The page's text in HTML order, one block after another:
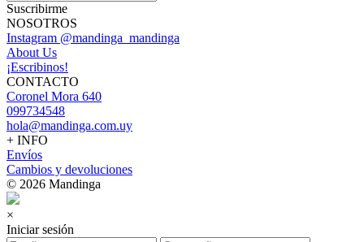
Suscribirme
NOSOTROS
Instagram @mandinga_mandinga
About Us
¡Escribinos!
CONTACTO
Coronel Mora 640
099734548
hola@mandinga.com.uy
+ INFO
Envíos
Cambios y devoluciones
© 2026 Mandinga
×
Iniciar sesión